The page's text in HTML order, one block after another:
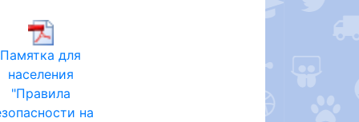
Памятка для
населения
"Правила
на